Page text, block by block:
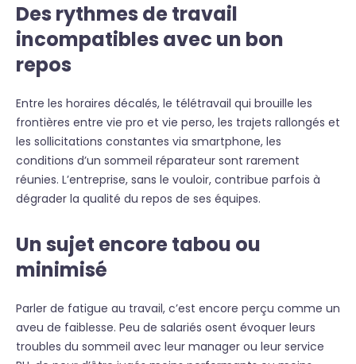
Des rythmes de travail
incompatibles avec un bon
repos
Entre les horaires décalés, le télétravail qui brouille les
frontières entre vie pro et vie perso, les trajets rallongés et
les sollicitations constantes via smartphone, les
conditions d’un sommeil réparateur sont rarement
réunies. L’entreprise, sans le vouloir, contribue parfois à
dégrader la qualité du repos de ses équipes.
Un sujet encore tabou ou
minimisé
Parler de fatigue au travail, c’est encore perçu comme un
aveu de faiblesse. Peu de salariés osent évoquer leurs
troubles du sommeil avec leur manager ou leur service